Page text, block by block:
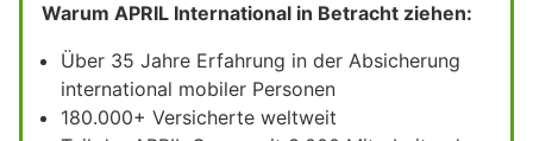
Warum APRIL International in Betracht ziehen:
Über 35 Jahre Erfahrung in der Absicherung
international mobiler Personen
180.000+ Versicherte weltweit